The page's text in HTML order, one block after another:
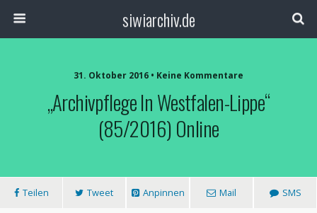
siwiarchiv.de
31. Oktober 2016 • Keine Kommentare
„Archivpflege In Westfalen-Lippe“
(85/2016) Online
Teilen Tweet Anpinnen Mail SMS